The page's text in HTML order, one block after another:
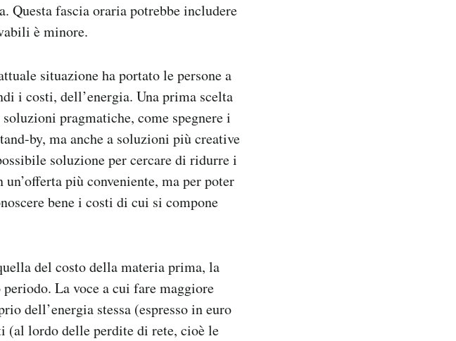
Questa fascia oraria potrebbe includere
è minore.
situazione ha portato le persone a
i costi, dell’energia. Una prima scelta
pragmatiche, come spegnere i
by, ma anche a soluzioni più creative
soluzione per cercare di ridurre i
più conveniente, ma per poter
bene i costi di cui si compone
del costo della materia prima, la
La voce a cui fare maggiore
dell’energia stessa (espresso in euro
lordo delle perdite di rete, cioè le